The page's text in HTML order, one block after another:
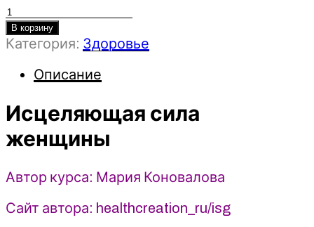
Количество
товара
Исцеляющая
женщины
Мария
Коновалова
(2025)
В корзину
Категория: Здоровье
Описание
Исцеляющая сила
женщины
Автор курса: Мария Коновалова
Сайт автора: healthcreation_ru/isg